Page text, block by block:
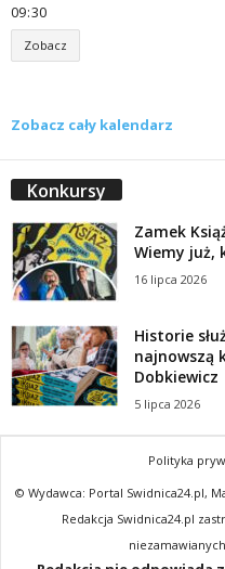
09 30
Zobacz
Zobacz cały kalendarz
Konkursy
Zamek
Wiemy już,
16 lipca 2026
Historie
najnowszą
Dobkiewicz
5 lipca 2026
Polityka
© Wydawca: Portal Swidnica24.pl,
Redakcja Swidnica24.pl